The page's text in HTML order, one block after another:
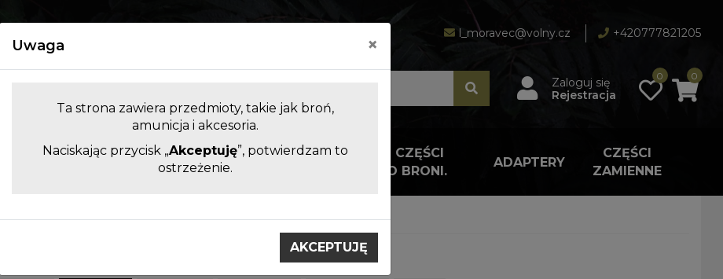
l_moravec@volny.cz +420777821205
Zaloguj się
Rejestracja
0 0
LUFY DO BRONI KRÓTKIEJ I
DŁUGIEJ BEZ KOMORY
AKCESORIA I CZĘŚCI
ZAMIENNE DO BRONI.
ADAPTERY
CZĘŚCI
ZAMIENNE
Up
Uwaga ×
Ta strona zawiera przedmioty, takie jak broń,
amunicja i akcesoria.
Naciskając przycisk „Akceptuję”, potwierdzam to
ostrzeżenie.
AKCEPTUJĘ